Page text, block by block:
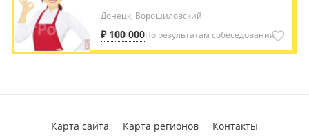
₽ 100 000По результатам собеседования
Донецк, Ворошиловский
Карта сайта Карта регионов Контакты